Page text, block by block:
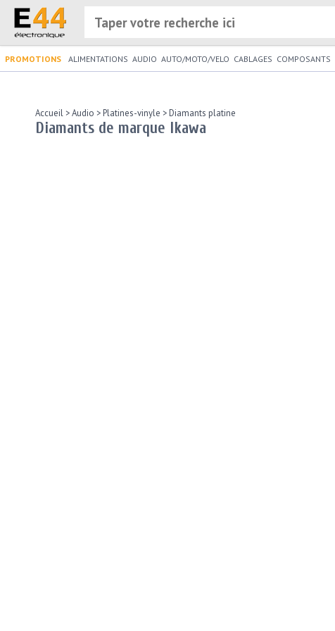
PROMOTIONS ALIMENTATIONS AUDIO AUTO/MOTO/VELO CABLAGES COMPOSANTS
Accueil >Audio >Platines-vinyle >Diamants platine
Diamants de marque Ikawa